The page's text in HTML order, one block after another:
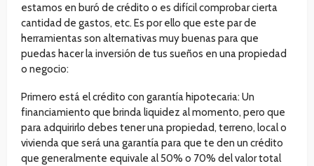
estamos en buró de crédito o es difícil comprobar cierta
cantidad de gastos, etc. Es por ello que este par de
herramientas son alternativas muy buenas para que
puedas hacer la inversión de tus sueños en una propiedad
o negocio:
Primero está el crédito con garantía hipotecaria: Un
financiamiento que brinda liquidez al momento, pero que
para adquirirlo debes tener una propiedad, terreno, local o
vivienda que será una garantía para que te den un crédito
que generalmente equivale al 50% o 70% del valor total